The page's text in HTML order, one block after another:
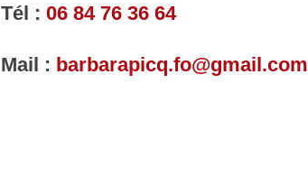
Tél : 06 84 76 36 64
Mail : barbarapicq.fo@gmail.com